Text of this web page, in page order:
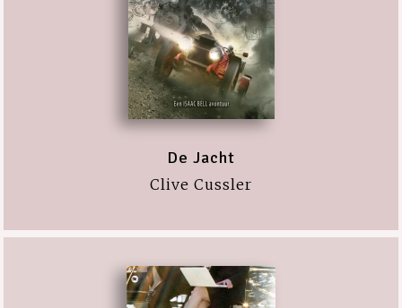
De Jacht
Clive Cussler